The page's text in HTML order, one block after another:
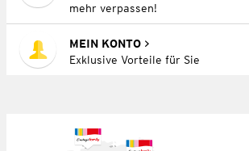
mehr verpassen!
MEIN KONTO
Exklusive Vorteile für Sie